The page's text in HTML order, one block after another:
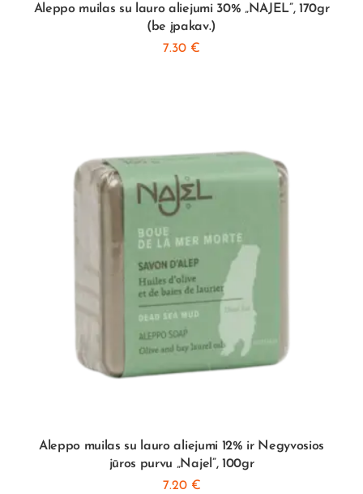
Aleppo muilas su lauro aliejumi 30% „NAJEL”, 170gr
(be įpakav.)
7.30 €
Aleppo muilas su lauro aliejumi 12% ir Negyvosios
jūros purvu „Najel”, 100gr
7.20 €